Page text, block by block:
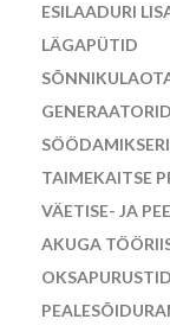
ESILAADURI
LÄGAPÜTID
GENERAATORID
TAIMEKAITSE
VÄETISE- JA
AKUGA